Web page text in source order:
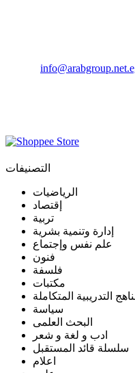
التصنيفات
الرياضيات
إقتصاد
تربية
إدارة وتنمية بشرية
علم نفس وإجتماع
فنون
فلسفة
مكتبات
التدريبية المتكاملة
سياسة
البحث العلمى
ادب و لغة و شعر
سلسلة قائد المستقبل
اعلام